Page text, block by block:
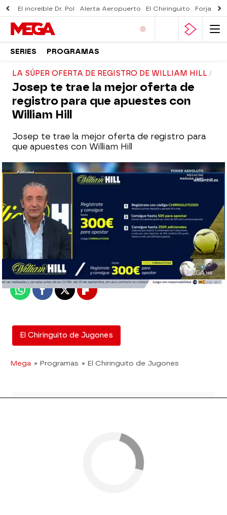
El increíble Dr. Pol Alerta Aeropuerto El Chiringuito Forjado
SERIES PROGRAMAS
LA SÚPER OFERTA DE REGISTRO DE WILLIAM HILL
Josep te trae la mejor oferta de
registro para que apuestes con
William Hill
Josep te trae la mejor oferta de registro para
que apuestes con William Hill
El Chiringuito
Publicado:06 de septiembre de 2019, 03:18
WhatsappFacebook
X Flipboard
El Chiringuito de Jugones
Mega » Programas » El Chiringuito de Jugones